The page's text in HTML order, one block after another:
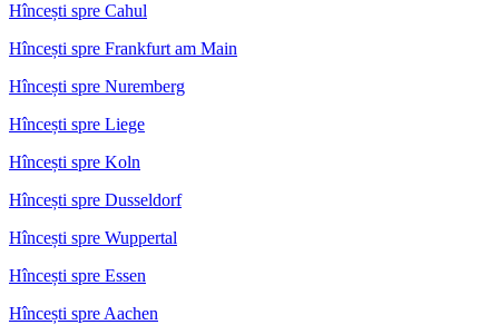
Hîncești spre Cahul
Hîncești spre Frankfurt am Main
Hîncești spre Nuremberg
Hîncești spre Liege
Hîncești spre Koln
Hîncești spre Dusseldorf
Hîncești spre Wuppertal
Hîncești spre Essen
Hîncești spre Aachen